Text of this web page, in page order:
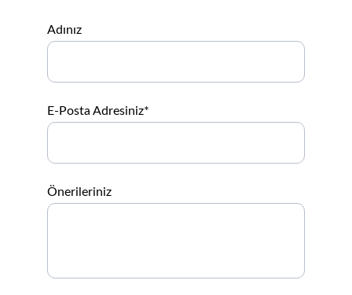
Adınız
E-Posta Adresiniz*
Önerileriniz